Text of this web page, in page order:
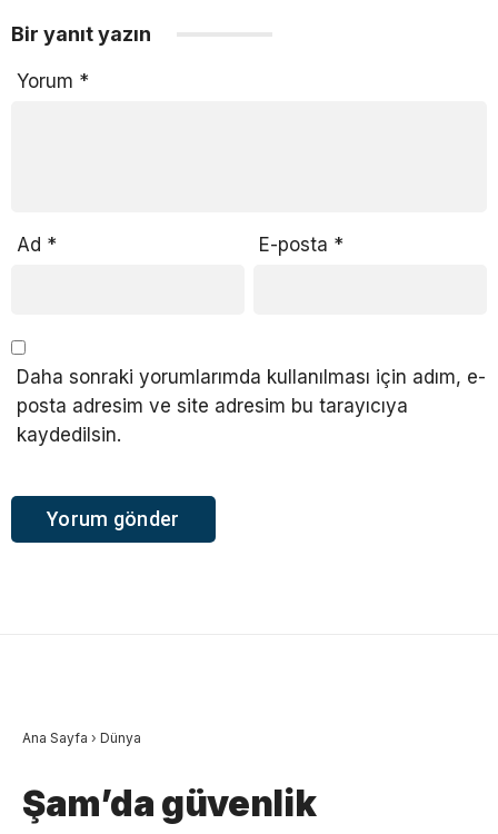
Bir yanıt yazın
Yorum *
Ad * E-posta *
Daha sonraki yorumlarımda kullanılması için adım, e-
posta adresim ve site adresim bu tarayıcıya
kaydedilsin.
Ana Sayfa › Dünya
Şam’da güvenlik